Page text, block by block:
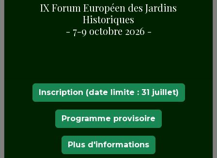
EL PALMERAL DE SAN ANTÓN
IX Forum Européen des Jardins
Historiques
- 7-9 octobre 2026 -
Inscription (date limite : 31 juillet)
Programme provisoire
Plus d'informations